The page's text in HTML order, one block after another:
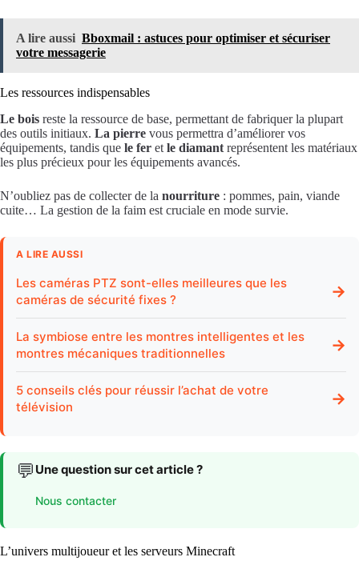
A lire aussi Bboxmail : astuces pour optimiser et sécuriser
votre messagerie
Les ressources indispensables
Le bois reste la ressource de base, permettant de fabriquer la plupart
des outils initiaux. La pierre vous permettra d’améliorer vos
équipements, tandis que le fer et le diamant représentent les matériaux
les plus précieux pour les équipements avancés.
N’oubliez pas de collecter de la nourriture : pommes, pain, viande
cuite… La gestion de la faim est cruciale en mode survie.
A LIRE AUSSI
Les caméras PTZ sont-elles meilleures que les
caméras de sécurité fixes ?
→
La symbiose entre les montres intelligentes et les
montres mécaniques traditionnelles
→
5 conseils clés pour réussir l’achat de votre
télévision
→
💬 Une question sur cet article ?
Nous contacter
L’univers multijoueur et les serveurs Minecraft